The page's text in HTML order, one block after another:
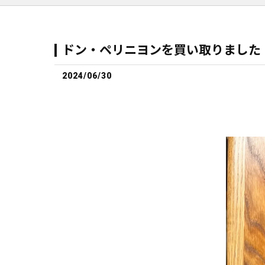
ドン・ペリニヨンを買い取りました
2024/06/30